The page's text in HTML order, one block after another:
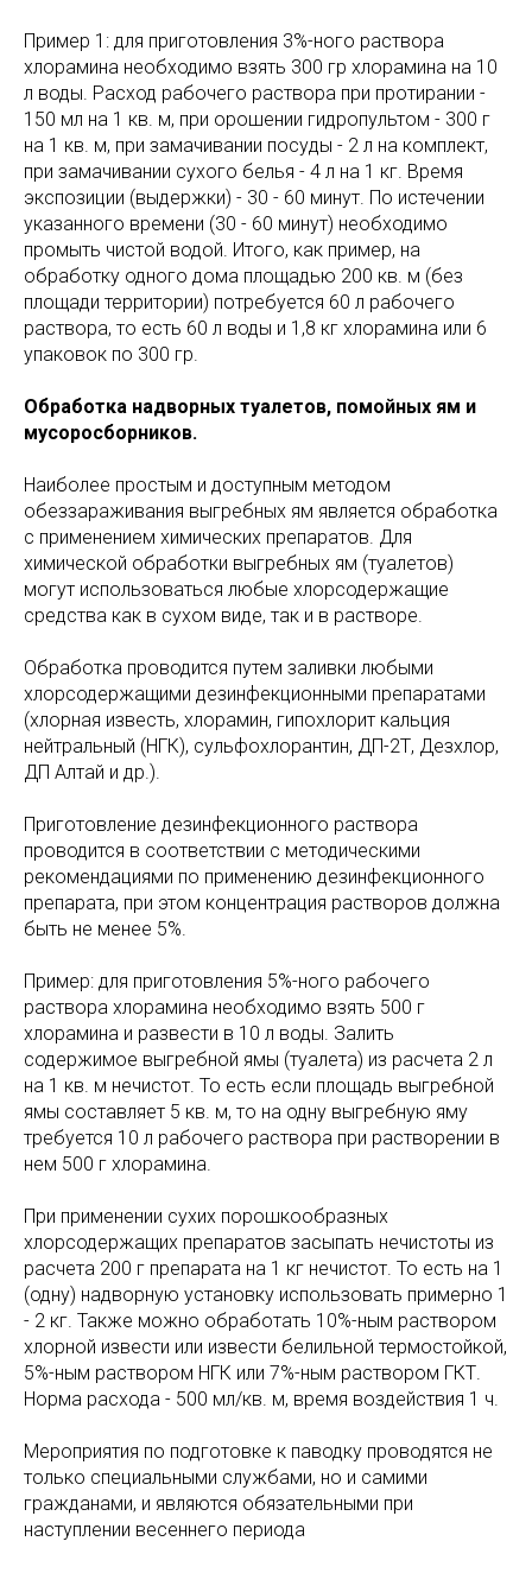
Пример 1: для приготовления 3%-ного раствора
хлорамина необходимо взять 300 гр хлорамина на 10
л воды. Расход рабочего раствора при протирании -
150 мл на 1 кв. м, при орошении гидропультом - 300 г
на 1 кв. м, при замачивании посуды - 2 л на комплект,
при замачивании сухого белья - 4 л на 1 кг. Время
экспозиции (выдержки) - 30 - 60 минут. По истечении
указанного времени (30 - 60 минут) необходимо
промыть чистой водой. Итого, как пример, на
обработку одного дома площадью 200 кв. м (без
площади территории) потребуется 60 л рабочего
раствора, то есть 60 л воды и 1,8 кг хлорамина или 6
упаковок по 300 гр.
Обработка надворных туалетов, помойных ям и
мусоросборников.
Наиболее простым и доступным методом
обеззараживания выгребных ям является обработка
с применением химических препаратов. Для
химической обработки выгребных ям (туалетов)
могут использоваться любые хлорсодержащие
средства как в сухом виде, так и в растворе.
Обработка проводится путем заливки любыми
хлорсодержащими дезинфекционными препаратами
(хлорная известь, хлорамин, гипохлорит кальция
нейтральный (НГК), сульфохлорантин, ДП-2Т, Дезхлор,
ДП Алтай и др.).
Приготовление дезинфекционного раствора
проводится в соответствии с методическими
рекомендациями по применению дезинфекционного
препарата, при этом концентрация растворов должна
быть не менее 5%.
Пример: для приготовления 5%-ного рабочего
раствора хлорамина необходимо взять 500 г
хлорамина и развести в 10 л воды. Залить
содержимое выгребной ямы (туалета) из расчета 2 л
на 1 кв. м нечистот. То есть если площадь выгребной
ямы составляет 5 кв. м, то на одну выгребную яму
требуется 10 л рабочего раствора при растворении в
нем 500 г хлорамина.
При применении сухих порошкообразных
хлорсодержащих препаратов засыпать нечистоты из
расчета 200 г препарата на 1 кг нечистот. То есть на 1
(одну) надворную установку использовать примерно 1
- 2 кг. Также можно обработать 10%-ным раствором
хлорной извести или извести белильной термостойкой,
5%-ным раствором НГК или 7%-ным раствором ГКТ.
Норма расхода - 500 мл/кв. м, время воздействия 1 ч.
Мероприятия по подготовке к паводку проводятся не
только специальными службами, но и самими
гражданами, и являются обязательными при
наступлении весеннего периода